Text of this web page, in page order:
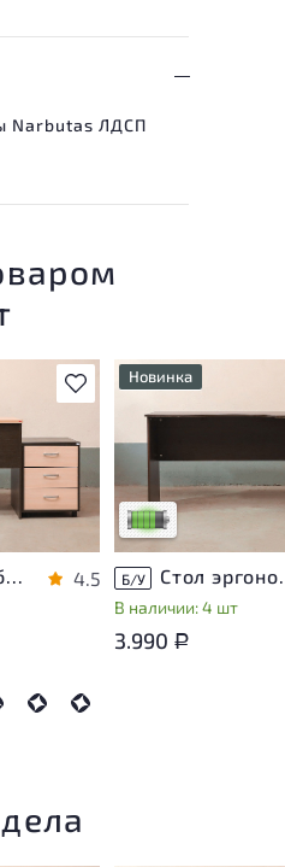
Narbutas ЛДСП
В избранное
Стол с тумбой ЛДСП Венге 4.5
Новинка
У товара
незначительные
эксплуатации, не
на удобство его
использования
Низкая степень
Б/У Стол
В наличии: 4 шт
3.990 Р